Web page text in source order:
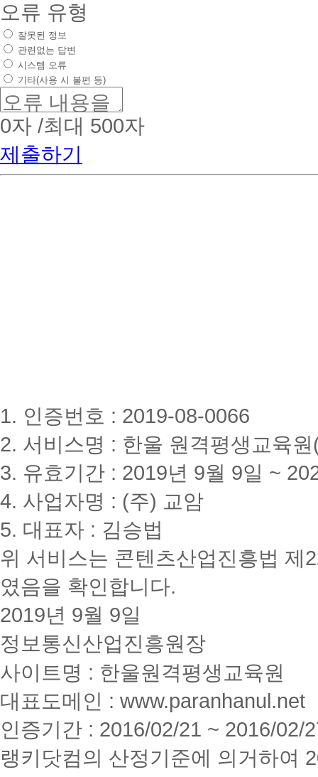
오류 유형
잘못된 정보
관련없는 답변
시스템 오류
기타(사용 시 불편 등)
0자 /최대 500자
제출하기
1. 인증번호 : 2019-08-0066
2. 서비스명 : 한울 원격평생교육
3. 유효기간 : 2019년 9월 9일 ~
4. 사업자명 : (주) 교암
5. 대표자 : 김승법
위 서비스는 콘텐츠산업진흥법 제
였음을 확인합니다.
2019년 9월 9일
정보통신산업진흥원장
사이트명 : 한울원격평생교육원
대표도메인 : www.paranhanul.net
인증기간 : 2016/02/21 ~ 2016/02/
랭키닷컴의 산정기준에 의거하여